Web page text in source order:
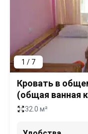
1 / 7
Кровать в
(общая ванная
32.0 м²